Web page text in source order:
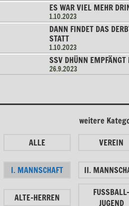
ES WAR VIEL MEHR
1.10.2023
DANN FINDET DAS
STATT
1.10.2023
SSV DHÜNN
26.9.2023
weitere
ALLE
VEREIN
I. MANNSCHAFT
II.
ALTE-HERREN
FUSSBALL-
JUGEND